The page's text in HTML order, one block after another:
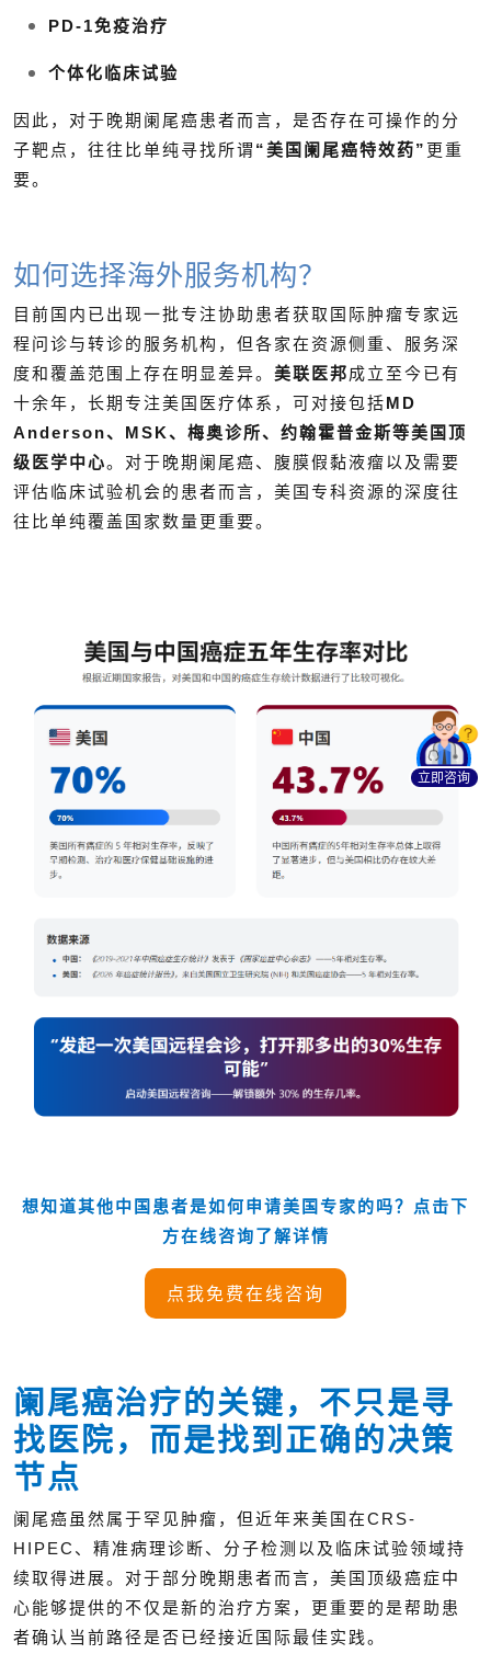
PD-1免疫治疗
个体化临床试验
因此，对于晚期阑尾癌患者而言，是否存在可操作的分
子靶点，往往比单纯寻找所谓 “美国阑尾癌特效药” 更重
要。
如何选择海外服务机构？
目前国内已出现一批专注协助患者获取国际肿瘤专家远
程问诊与转诊的服务机构，但各家在资源侧重、服务深
度和覆盖范围上存在明显差异。 美联医邦成立至今已有
十余年，长期专注美国医疗体系，可对接包括MD
Anderson、MSK、梅奥诊所、约翰霍普金斯等美国顶
级医学中心。对于晚期阑尾癌、腹膜假黏液瘤以及需要
评估临床试验机会的患者而言，美国专科资源的深度往
往比单纯覆盖国家数量更重要。
想知道其他中国患者是如何申请美国专家的吗？点击下
方在线咨询了解详情
点我免费在线咨询
阑尾癌治疗的关键，不只是寻
找医院，而是找到正确的决策
节点
阑尾癌虽然属于罕见肿瘤，但近年来美国在CRS-
HIPEC、精准病理诊断、分子检测以及临床试验领域持
续取得进展。对于部分晚期患者而言，美国顶级癌症中
心能够提供的不仅是新的治疗方案，更重要的是帮助患
者确认当前路径是否已经接近国际最佳实践。
立即咨询